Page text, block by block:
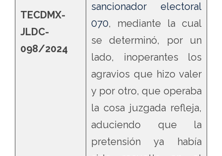
TECDMX-
JLDC-
098/2024
sancionador electoral
070, mediante la cual
se determinó, por un
lado, inoperantes los
agravios que hizo valer
y por otro, que operaba
la cosa juzgada refleja,
aduciendo que la
pretensión ya había